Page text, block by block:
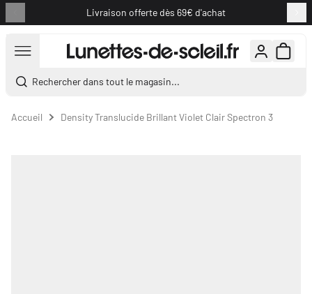
Livraison offerte dès 69€ d'achat
Rechercher dans tout le magasin...
Accueil Density Translucide Brillant Violet Clair Spectron 3